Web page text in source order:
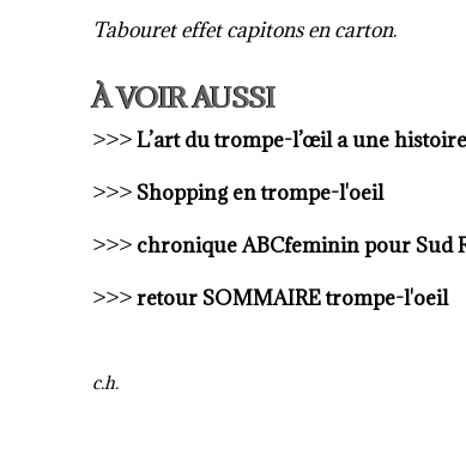
Tabouret effet capitons en carton.
À VOIR AUSSI
>>>L’art du trompe-l’œil a une
>>> Shopping en trompe-l'oeil
>>> chronique ABCfeminin pour Sud
>>>retour SOMMAIRE trompe-l'oeil
c.h.